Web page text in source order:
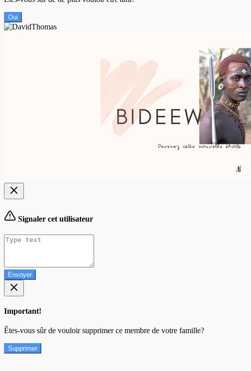
Oui
Signaler cet utilisateur
Envoyer
Important!
Êtes-vous sûr de vouloir supprimer ce membre de votre famille?
Supprimer